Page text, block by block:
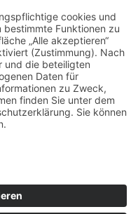
Tanz oder
die Sport-KiTa